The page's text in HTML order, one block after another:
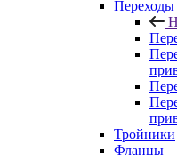
Переходы
Тройники
Фланцы